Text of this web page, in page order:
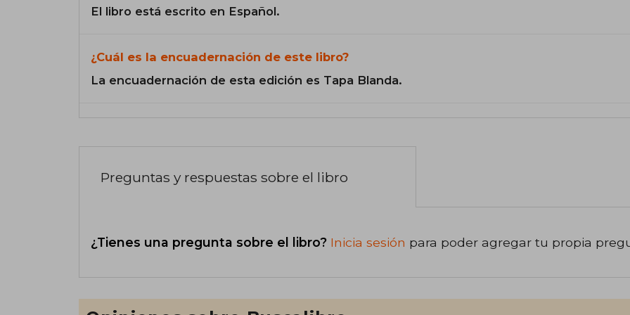
El libro está escrito en Español.
¿Cuál es la encuadernación de este libro?
La encuadernación de esta edición es Tapa Blanda.
Preguntas y respuestas sobre el libro
¿Tienes una pregunta sobre el libro? Inicia sesión para poder agregar tu propia